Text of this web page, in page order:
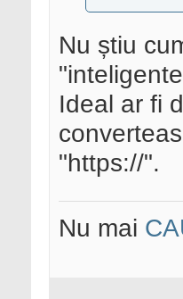
Nu știu
Ideal ar fi
"https://".
Nu mai